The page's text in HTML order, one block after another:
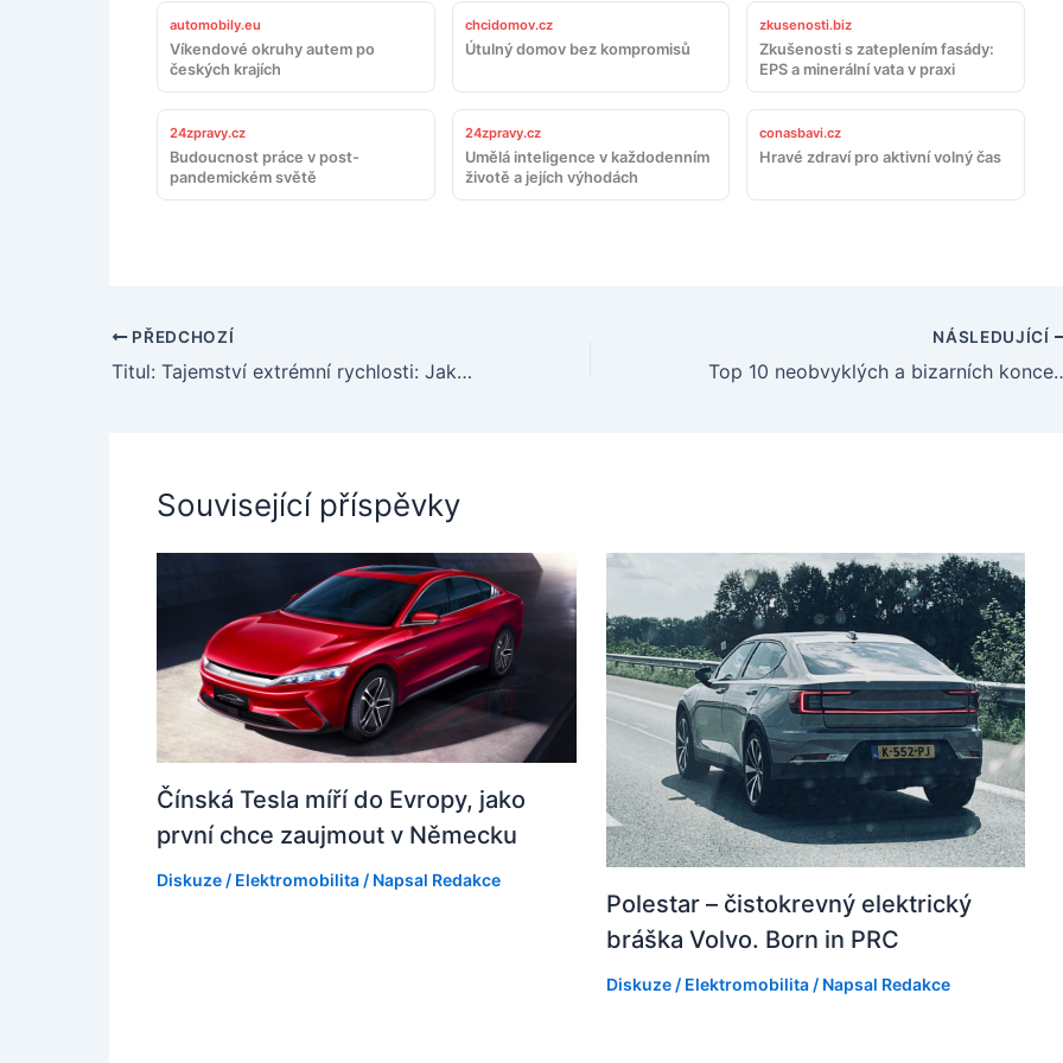
automobily.eu
Víkendové okruhy autem po
českých krajích
chcidomov.cz
Útulný domov bez kompromisů
zkusenosti.biz
Zkušenosti s zateplením fasády:
EPS a minerální vata v praxi
24zpravy.cz
Budoucnost práce v post-
pandemickém světě
24zpravy.cz
Umělá inteligence v každodenním
životě a jejích výhodách
conasbavi.cz
Hravé zdraví pro aktivní volný čas
PŘEDCHOZÍ
Titul: Tajemství extrémní rychlosti: Jak aerodynamika ovlivňuje výkon automobilů
NÁSLEDUJÍCÍ
Top 10 neobvyklých a
Související příspěvky
Čínská Tesla míří do Evropy, jako
první chce zaujmout v Německu
Diskuze / Elektromobilita / Napsal Redakce
Polestar – čistokrevný elektrický
bráška Volvo. Born in PRC
Diskuze / Elektromobilita/ Napsal Redakce